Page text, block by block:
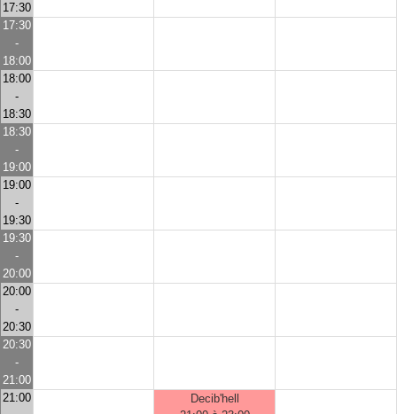
17:30
17:30
-
18:00
18:00
-
18:30
18:30
-
19:00
19:00
-
19:30
19:30
-
20:00
20:00
-
20:30
20:30
-
21:00
21:00
Decib'hell